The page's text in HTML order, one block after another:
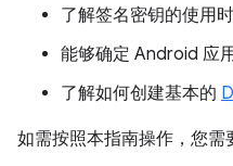
了解签名密钥的使用时
能够确定 Android 应
了解如何创建基本的
如需按照本指南操作，您需